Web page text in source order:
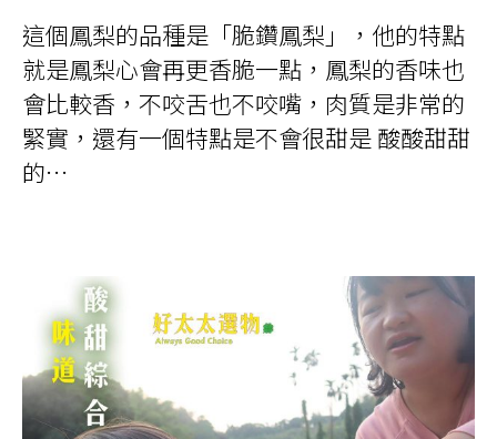
這個鳳梨的品種是「脆鑽鳳梨」，他的特點
就是鳳梨心會再更香脆一點，鳳梨的香味也
會比較香，不咬舌也不咬嘴，肉質是非常的
緊實，還有一個特點是不會很甜是 酸酸甜甜
的…